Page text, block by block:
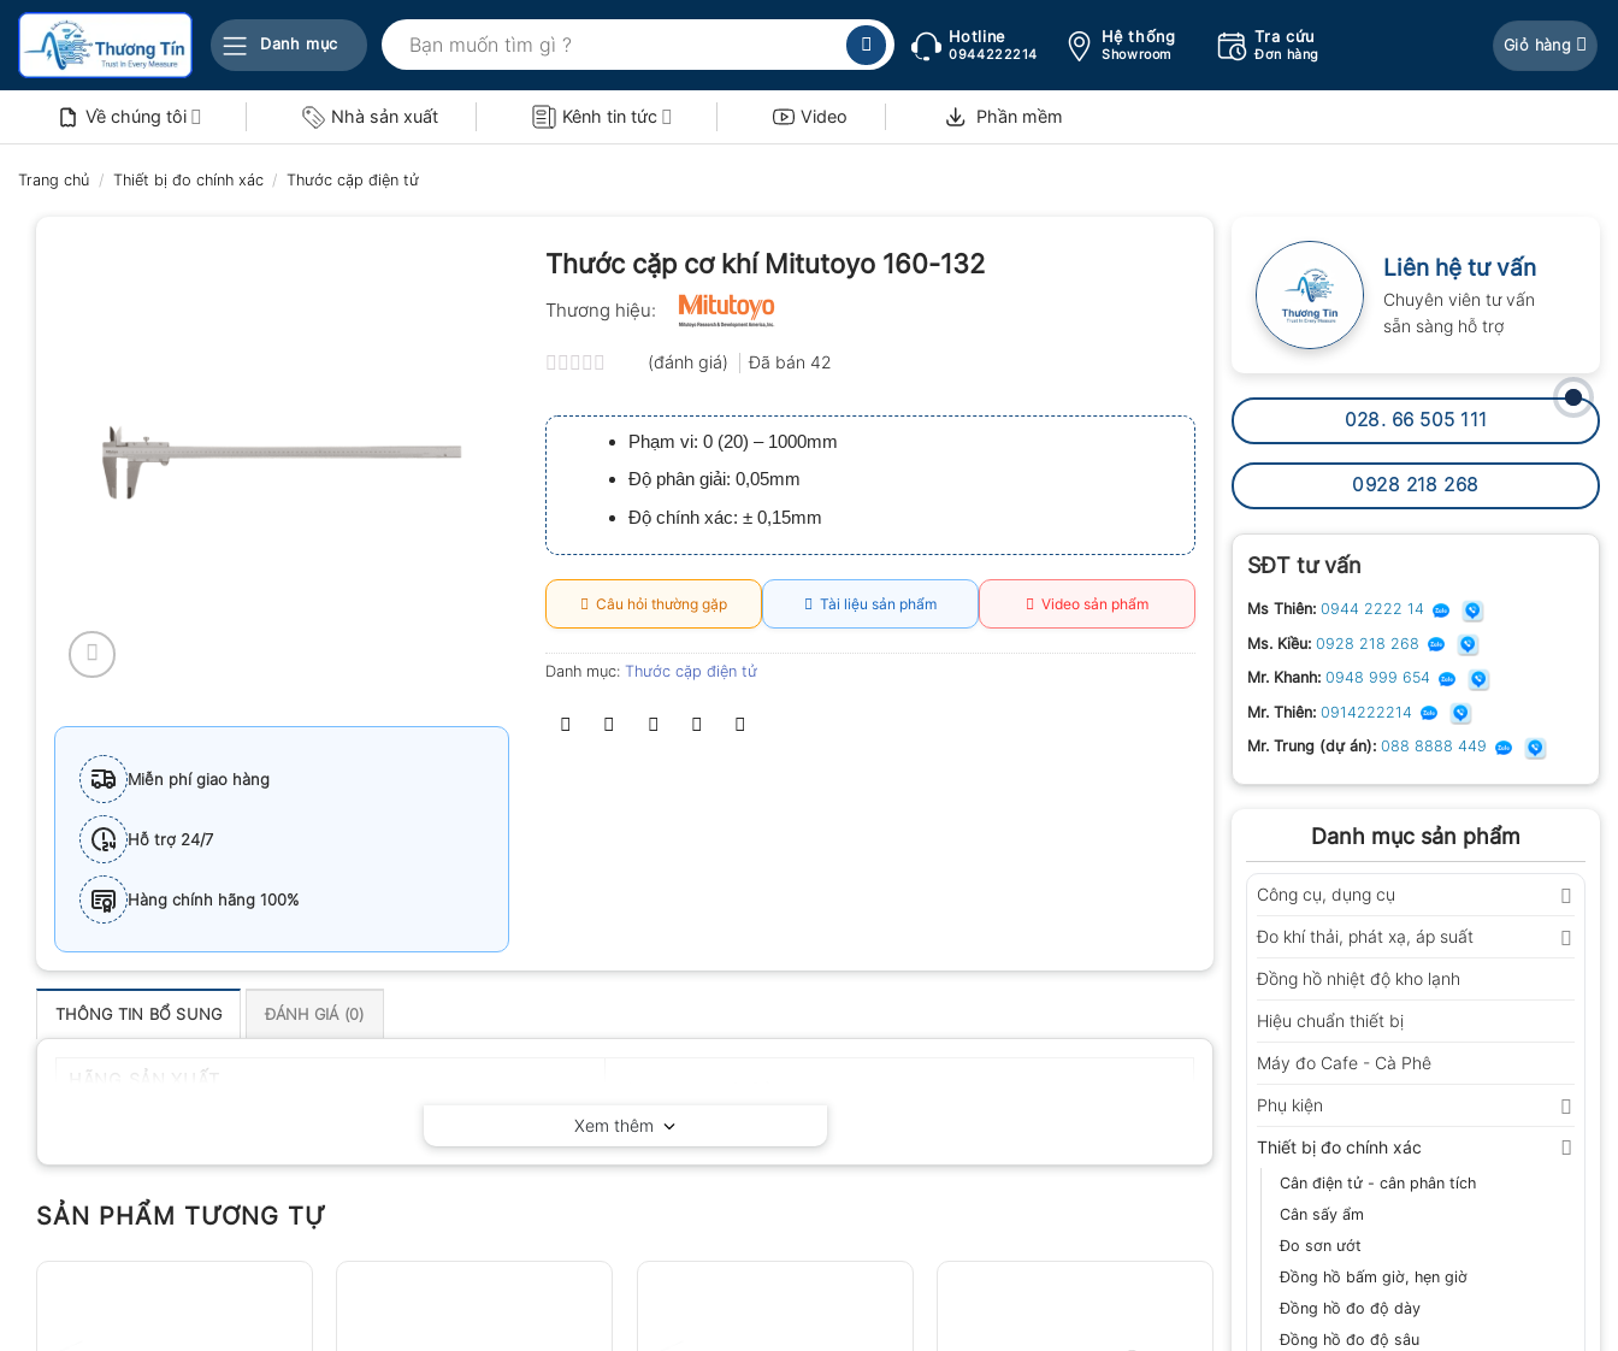
Bỏ
nội
Danh mục
Tìm
kiếm:
Hotline
0944222214
Hệ thống
Showroom
Tra cứu
Đơn hàng
Giỏ hàng
Về chúng tôi Nhà sản xuất Kênh tin tức Video Phần mềm
Trang chủ / Thiết bị đo chính xác / Thước cặp điện tử
Liên hệ tư vấn
Chuyên viên tư vấn
sẵn sàng hỗ trợ
028. 66 505 111
0928 218 268
SĐT tư vấn
Ms Thiên: 0944 2222 14
Ms. Kiều: 0928 218 268
Mr. Khanh: 0948 999 654
Mr. Thiên: 0914222214
Mr. Trung (dự án): 088 8888 449
Danh mục sản phẩm
Công cụ, dụng cụ
Đo khí thải, phát xạ, áp suất
Đồng hồ nhiệt độ kho lạnh
Hiệu chuẩn thiết bị
Máy đo Cafe - Cà Phê
Phụ kiện
Thiết bị đo chính xác
Cân điện tử - cân phân tích
Cân sấy ẩm
Đo sơn ướt
Đồng hồ bấm giờ, hẹn giờ
Đồng hồ đo độ dày
Đồng hồ đo độ sâu
Miễn phí giao hàng
Hỗ trợ 24/7
Hàng chính hãng 100%
Thước cặp cơ khí Mitutoyo 160-132
Thương hiệu:
xếp
hạng
0.0
5
sao
(đánh giá) Đã bán 42
Phạm vi: 0 (20) – 1000mm
Độ phân giải: 0,05mm
Độ chính xác: ± 0,15mm
Câu hỏi thường gặp Tài liệu sản phẩm Video sản phẩm
Danh mục: Thước cặp điện tử
THÔNG TIN BỔ SUNG ĐÁNH GIÁ (0)
Xem thêm
SẢN PHẨM TƯƠNG TỰ